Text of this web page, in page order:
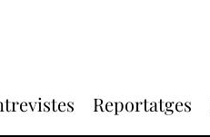
Reportatges